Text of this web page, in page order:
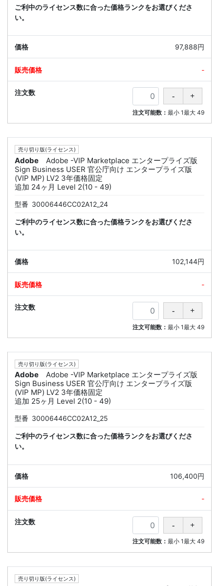
ご利中のライセンス数に合った価格ランクをお選びくださ
い。
97,888円
-
注文可能数： 最小 1最大 49
売り切り版(ライセンス)
Adobe
Adobe -VIP Marketplace エンタープライズ版
Sign Business USER 官公庁向け エンタープライズ版
(VIP MP) LV2 3年価格固定
追加 24ヶ月 Level 2(10 - 49)
型番 30006446CC02A12_24
ご利中のライセンス数に合った価格ランクをお選びくださ
い。
102,144円
-
注文可能数： 最小 1最大 49
売り切り版(ライセンス)
Adobe
Adobe -VIP Marketplace エンタープライズ版
Sign Business USER 官公庁向け エンタープライズ版
(VIP MP) LV2 3年価格固定
追加 25ヶ月 Level 2(10 - 49)
型番 30006446CC02A12_25
ご利中のライセンス数に合った価格ランクをお選びくださ
い。
106,400円
-
注文可能数： 最小 1最大 49
売り切り版(ライセンス)